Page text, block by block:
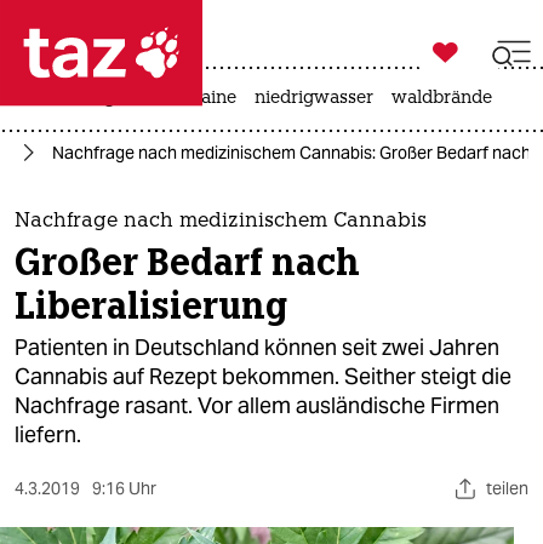
 taz zahl ich
taz zahl ich
themen
politik
öko
gesellschaft
kultur
sport

taz zahl ich
krieg in der ukraine niedrigwasser waldbrände
Nachfrage nach medizinischem Cannabis: Großer Bedarf nach
Nachfrage nach medizinischem Cannabis
Großer Bedarf nach
Liberalisierung
Patienten in Deutschland können seit zwei Jahren
Cannabis auf Rezept bekommen. Seither steigt die
Nachfrage rasant. Vor allem ausländische Firmen
liefern.
4.3.2019 9:16 Uhr teilen